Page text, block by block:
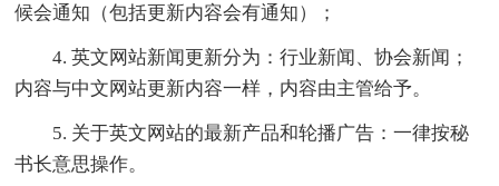
候会通知（包括更新内容会有通知）；
4. 英文网站新闻更新分为：行业新闻、协会新闻；
内容与中文网站更新内容一样，内容由主管给予。
5. 关于英文网站的最新产品和轮播广告：一律按秘
书长意思操作。